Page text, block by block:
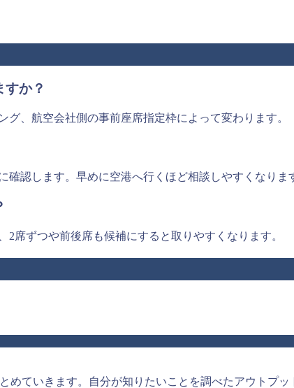
か？
、航空会社側の事前座席指定枠によって変わります。
認します。早めに空港へ行くほど相談しやすくなりま
席ずつや前後席も候補にすると取りやすくなります。
めていきます。自分が知りたいことを調べたアウトプ